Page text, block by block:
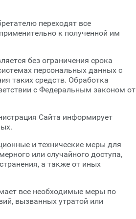
переходят все
к полученной им
без ограничения срока
персональных данных с
таких средств. Обработка
с Федеральным законом от
Сайта информирует
и технические меры для
или случайного доступа,
а также от иных
все необходимые меры по
вызванных утратой или